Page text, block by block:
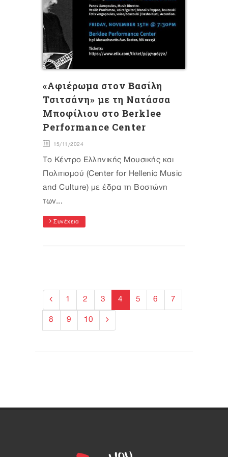
«Αφιέρωμα στον Βασίλη
Τσιτσάνη» με τη Νατάσσα
Μποφίλιου στο Berklee
Performance Center
15/11/2024
Το Κέντρο Ελληνικής Μουσικής και
Πολιτισμού (Center for Hellenic Music
and Culture) με έδρα τη Βοστώνη
των...
Συνέχεια
1 2 3 4 5 6 7
8 9 10